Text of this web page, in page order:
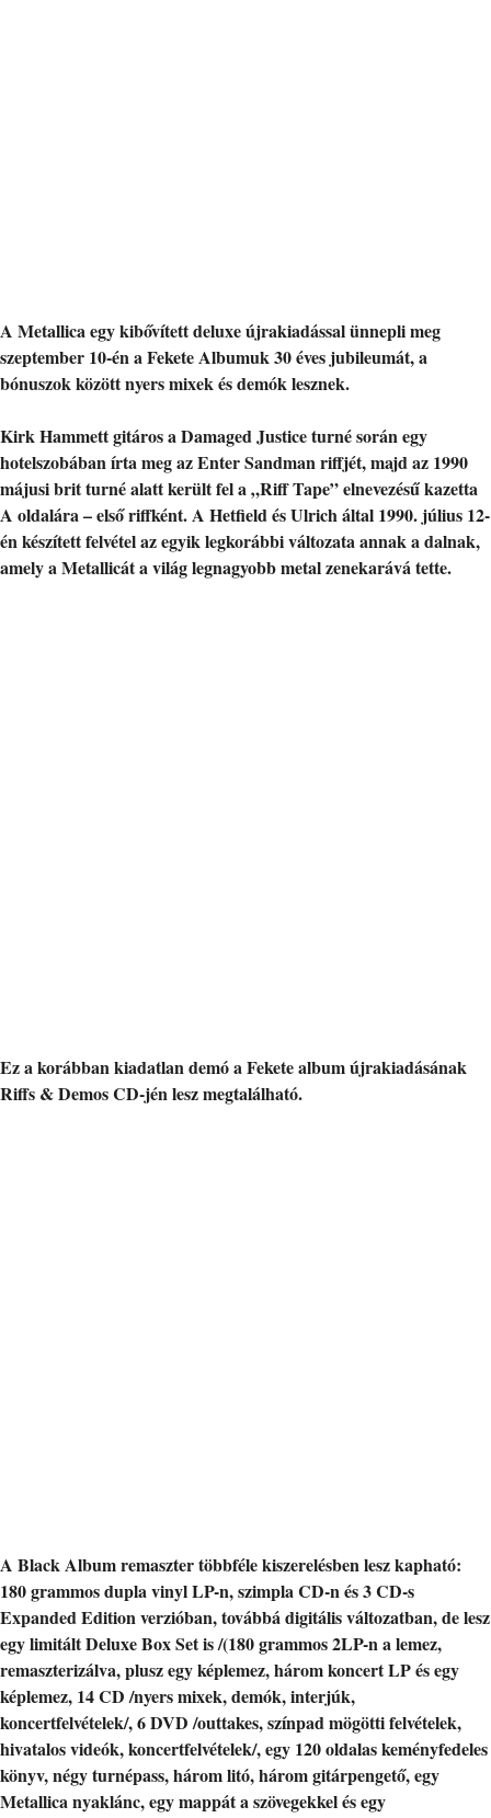
A Metallica egy kibővített deluxe újrakiadással ünnepli meg
szeptember 10-én a Fekete Albumuk 30 éves jubileumát, a
bónuszok között nyers mixek és demók lesznek.
Kirk Hammett gitáros a Damaged Justice turné során egy
hotelszobában írta meg az Enter Sandman riffjét, majd az 1990
májusi brit turné alatt került fel a „Riff Tape” elnevezésű kazetta
A oldalára – első riffként. A Hetfield és Ulrich által 1990. július 12-
én készített felvétel az egyik legkorábbi változata annak a dalnak,
amely a Metallicát a világ legnagyobb metal zenekarává tette.
Ez a korábban kiadatlan demó a Fekete album újrakiadásának
Riffs & Demos CD-jén lesz megtalálható.
A Black Album remaszter többféle kiszerelésben lesz kapható:
180 grammos dupla vinyl LP-n, szimpla CD-n és 3 CD-s
Expanded Edition verzióban, továbbá digitális változatban, de lesz
egy limitált Deluxe Box Set is /(180 grammos 2LP-n a lemez,
remaszterizálva, plusz egy képlemez, három koncert LP és egy
képlemez, 14 CD /nyers mixek, demók, interjúk,
koncertfelvételek/, 6 DVD /outtakes, színpad mögötti felvételek,
hivatalos videók, koncertfelvételek/, egy 120 oldalas keményfedeles
könyv, négy turnépass, három litó, három gitárpengető, egy
Metallica nyaklánc, egy mappát a szövegekkel és egy